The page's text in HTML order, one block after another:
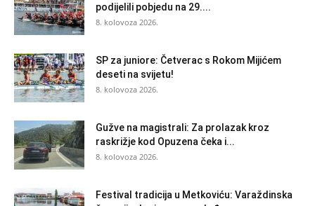
podijelili pobjedu na 29....
8. kolovoza 2026.
SP za juniore: Četverac s Rokom Mijićem
deseti na svijetu!
8. kolovoza 2026.
Gužve na magistrali: Za prolazak kroz
raskrižje kod Opuzena čeka i...
8. kolovoza 2026.
Festival tradicija u Metkoviću: Varaždinska